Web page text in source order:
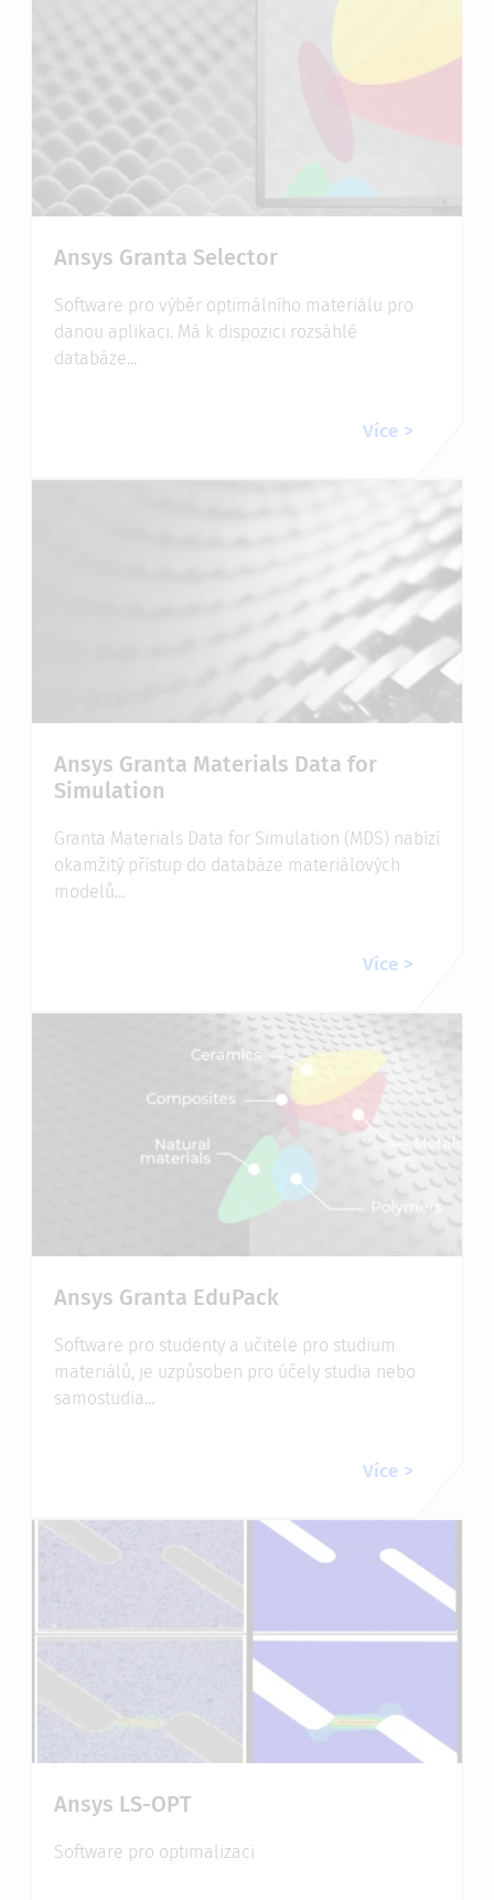
Ansys Granta Selector
Software pro výběr optimálního materiálu pro
danou aplikaci. Má k dispozici rozsáhlé
databáze...
Více
Ansys Granta Materials Data for
Simulation
Granta Materials Data for Simulation (MDS) nabízí
okamžitý přístup do databáze materiálových
modelů...
Více
Ansys Granta EduPack
Software pro studenty a učitele pro studium
materiálů, je uzpůsoben pro účely studia nebo
samostudia...
Více
Ansys LS-OPT
Software pro optimalizaci